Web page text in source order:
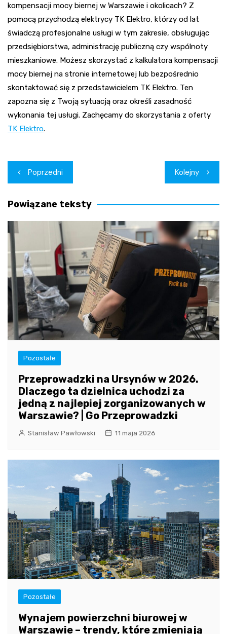
kompensacji mocy biernej w Warszawie i okolicach? Z
pomocą przychodzą elektrycy TK Elektro, którzy od lat
świadczą profesjonalne usługi w tym zakresie, obsługując
przedsiębiorstwa, administrację publiczną czy wspólnoty
mieszkaniowe. Możesz skorzystać z kalkulatora kompensacji
mocy biernej na stronie internetowej lub bezpośrednio
skontaktować się z przedstawicielem TK Elektro. Ten
zapozna się z Twoją sytuacją oraz określi zasadność
wykonania tej usługi. Zachęcamy do skorzystania z oferty
TK Elektro.
Nawigacja
wpisu
Poprzedni Kolejny
Powiązane teksty
Pozostałe
Przeprowadzki na Ursynów w 2026.
Dlaczego ta dzielnica uchodzi za
jedną z najlepiej zorganizowanych w
Warszawie? | Go Przeprowadzki
Stanisław Pawłowski 11 maja 2026
Pozostałe
Wynajem powierzchni biurowej w
Warszawie – trendy, które zmieniają